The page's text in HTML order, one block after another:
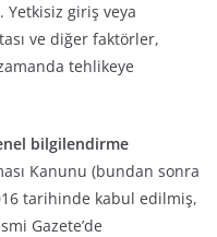
Yetkisiz giriş veya
ve diğer faktörler,
tehlikeye
bilgilendirme
Kanunu (bundan sonra
tarihinde kabul edilmiş,
Gazete’de